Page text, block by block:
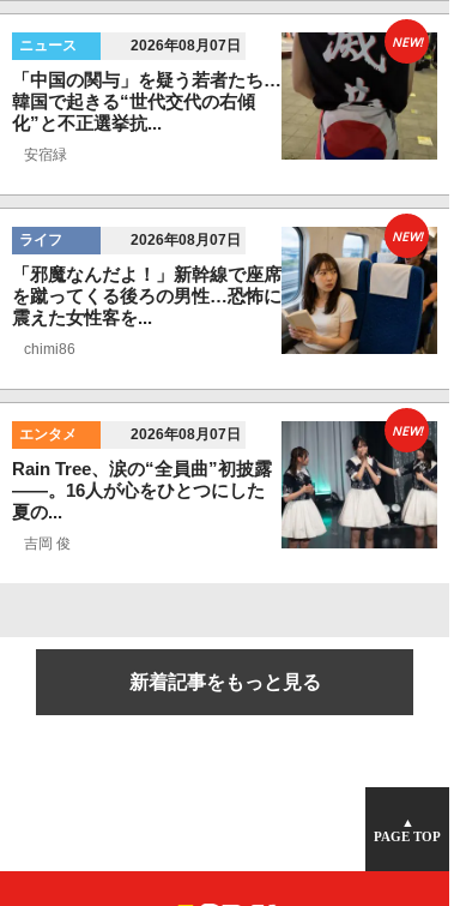
ニュース 2026年08月07日
「中国の関与」を疑う若者たち…
韓国で起きる“世代交代の右傾
化”と不正選挙抗...
安宿緑
NEW!
ライフ 2026年08月07日
「邪魔なんだよ！」新幹線で座席
を蹴ってくる後ろの男性…恐怖に
震えた女性客を...
chimi86
NEW!
エンタメ 2026年08月07日
Rain Tree、涙の“全員曲”初披露
――。16人が心をひとつにした
夏の...
吉岡 俊
NEW!
新着記事をもっと見る
▲
PAGE TOP